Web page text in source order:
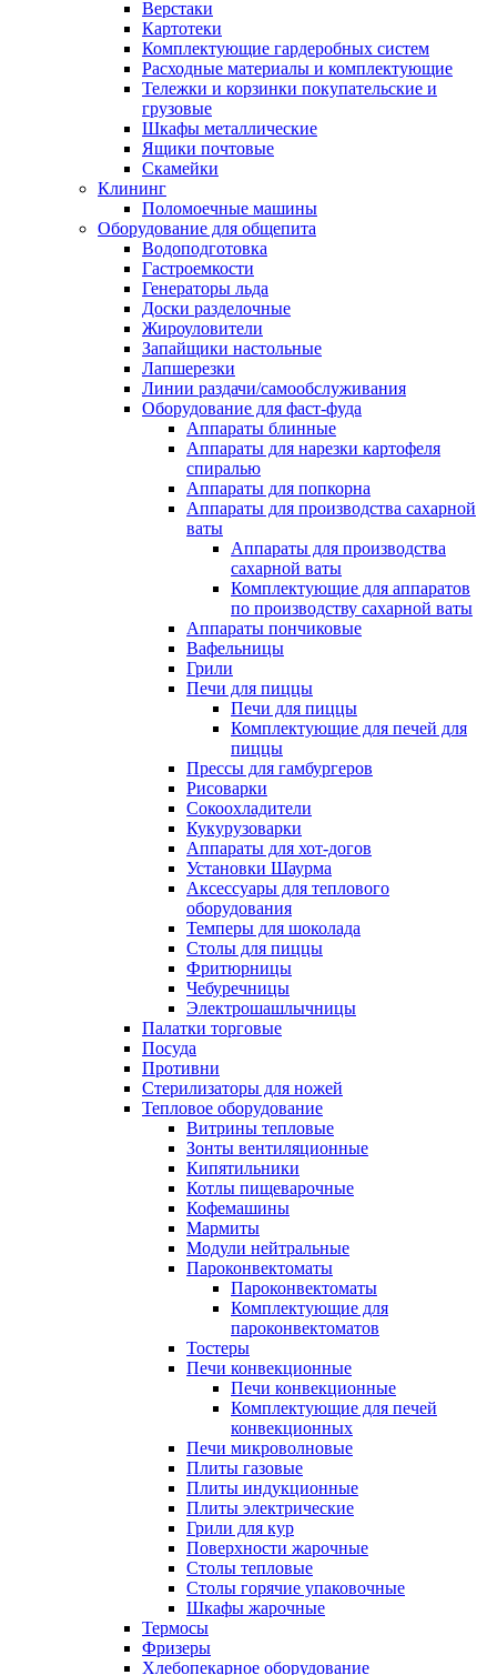
Верстаки
Картотеки
Комплектующие гардеробных систем
Расходные материалы и комплектующие
Тележки и корзинки покупательские и
грузовые
Шкафы металлические
Ящики почтовые
Скамейки
Клининг
Поломоечные машины
Оборудование для общепита
Водоподготовка
Гастроемкости
Генераторы льда
Доски разделочные
Жироуловители
Запайщики настольные
Лапшерезки
Линии раздачи/самообслуживания
Оборудование для фаст-фуда
Аппараты блинные
Аппараты для нарезки картофеля
спиралью
Аппараты для попкорна
Аппараты для производства сахарной
ваты
Аппараты для производства
сахарной ваты
Комплектующие для аппаратов
по производству сахарной ваты
Аппараты пончиковые
Вафельницы
Грили
Печи для пиццы
Печи для пиццы
Комплектующие для печей для
пиццы
Прессы для гамбургеров
Рисоварки
Сокоохладители
Кукурузоварки
Аппараты для хот-догов
Установки Шаурма
Аксессуары для теплового
оборудования
Темперы для шоколада
Столы для пиццы
Фритюрницы
Чебуречницы
Электрошашлычницы
Палатки торговые
Посуда
Противни
Стерилизаторы для ножей
Тепловое оборудование
Витрины тепловые
Зонты вентиляционные
Кипятильники
Котлы пищеварочные
Кофемашины
Мармиты
Модули нейтральные
Пароконвектоматы
Пароконвектоматы
Комплектующие для
пароконвектоматов
Тостеры
Печи конвекционные
Печи конвекционные
Комплектующие для печей
конвекционных
Печи микроволновые
Плиты газовые
Плиты индукционные
Плиты электрические
Грили для кур
Поверхности жарочные
Столы тепловые
Столы горячие упаковочные
Шкафы жарочные
Термосы
Фризеры
Хлебопекарное оборудование